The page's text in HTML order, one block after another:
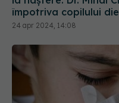
împotriva copilului
părintelui
24 apr 2024, 14:08